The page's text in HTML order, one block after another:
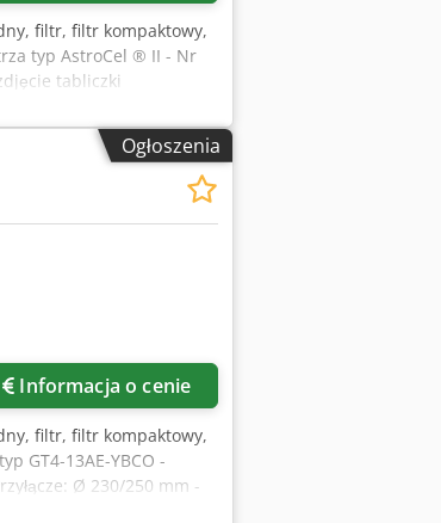
filtr, filtr kompaktowy,
typ AstroCel ® II - Nr
tabliczki
U N Tuj Apbsrf -
Ogłoszenia
Informacja o cenie
filtr, filtr kompaktowy,
GT4-13AE-YBCO -
Ø 230/250 mm -
- Wymiary: